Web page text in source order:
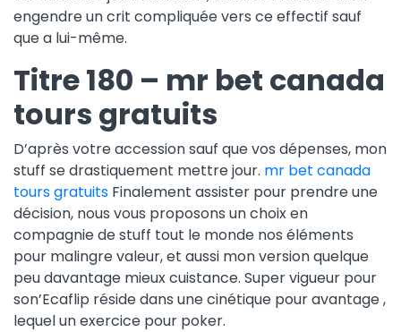
engendre un crit compliquée vers ce effectif sauf
que a lui-même.
Titre 180 – mr bet canada
tours gratuits
D’après votre accession sauf que vos dépenses, mon
stuff se drastiquement mettre jour. mr bet canada
tours gratuits Finalement assister pour prendre une
décision, nous vous proposons un choix en
compagnie de stuff tout le monde nos éléments
pour malingre valeur, et aussi mon version quelque
peu davantage mieux cuistance. Super vigueur pour
son’Ecaflip réside dans une cinétique pour avantage ,
lequel un exercice pour poker.